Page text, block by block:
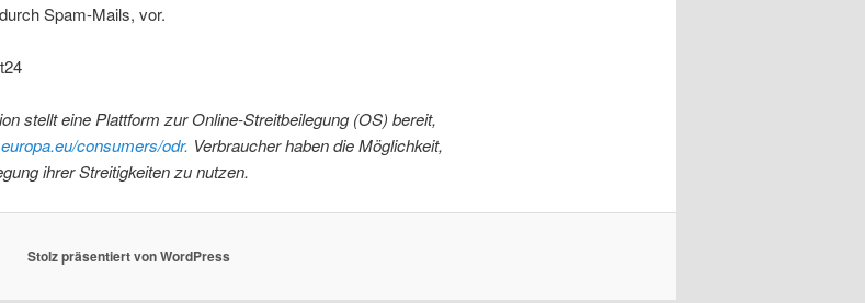
Spam-Mails, vor.
stellt eine Plattform zur Online-Streitbeilegung (OS) bereit,
consumers/odr. Verbraucher haben die Möglichkeit,
ihrer Streitigkeiten zu nutzen.
Stolz präsentiert von WordPress